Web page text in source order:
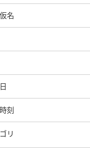
名
刻
リ